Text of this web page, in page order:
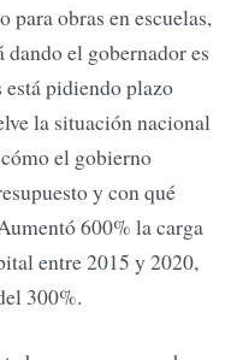
para obras en escuelas,
dando el gobernador es
pidiendo plazo
la situación nacional
el gobierno
y con qué
600% la carga
entre 2015 y 2020,
300%.